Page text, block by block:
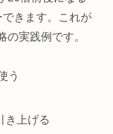
きます。これが
の実践例です。
う
き上げる